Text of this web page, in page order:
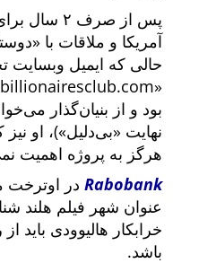
پس از صرف
آمریکا و ملاقات با
حالی که ایمیل
بود و از بنیان‌گذار
نهایت
بی‌دلیل )، او
هرگز به پروژه اهمیت
Rabobank در
عنوان شهر فیلم هلند
خرابکار هالیوودی باید
باشد.